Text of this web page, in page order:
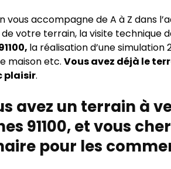
vous accompagne de A à Z dans
votre terrain, la visite technique
la réalisation d’une simulation
maison etc. Vous avez déjà le
plaisir.
avez un terrain à
91100, et vous
pour les